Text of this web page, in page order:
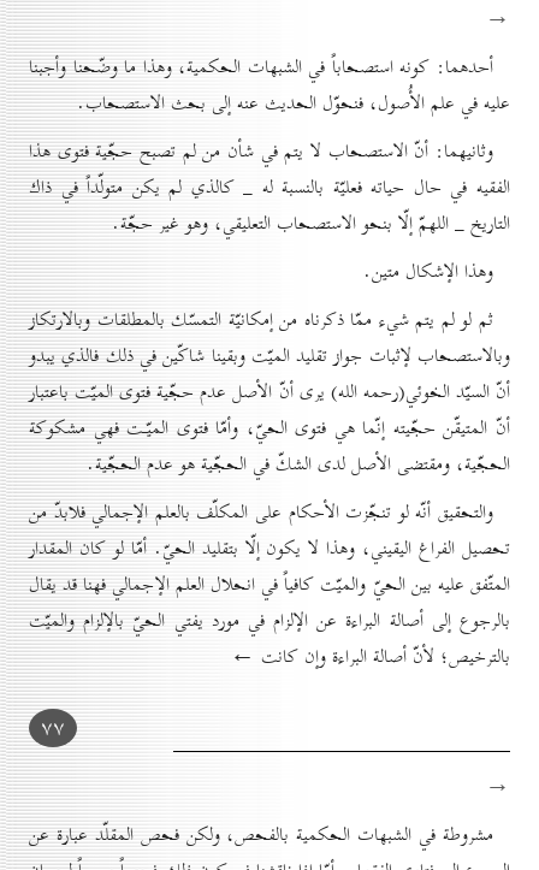
→
أحدهما: كونه استصحاباً في الشبهات الحكمية، وهذا ما وضّحنا وأجبنا
عليه في علم الأُصول، فنحوّل الحديث عنه إلى بحث الاستصحاب.
وثانيهما: أنّ الاستصحاب لا يتم في شأن من لم تصبح حجّية فتوى هذا
الفقيه في حال حياته فعليّة بالنسبة له _ كالذي لم يكن متولّداً في ذاك
التاريخ _ اللهمّ إلّا بنحو الاستصحاب التعليقي، وهو غير حجّة.
وهذا الإشكال متين.
ثم لو لم يتم شيء ممّا ذكرناه من إمكانيّة التمسّك بالمطلقات وبالارتكاز
وبالاستصحاب لإثبات جواز تقليد الميّت وبقينا شاكّين في ذلك فالذي يبدو
أنّ السيّد الخوئي(رحمه الله) يرى أنّ الأصل عدم حجّية فتوى الميّت باعتبار
أنّ المتيقّن حجّيته إنّما هي فتوى الحيّ، وأمّا فتوى الميّـت فهي مشكوكة
الحجّية، ومقتضى الأصل لدى الشكّ في الحجّية هو عدم الحجّية.
والتحقيق أنّه لو تنجّزت الأحكام على المكلّف بالعلم الإجمالي فلابدّ من
تحصيل الفراغ اليقيني، وهذا لا يكون إلّا بتقليد الحيّ. أمّا لو كان المقدار
المتّفق عليه بين الحيّ والميّت كافياً في انحلال العلم الإجمالي فهنا قد يقال
بالرجوع إلى أصالة البراءة عن الإلزام في مورد يفتي الحيّ بالإلزام والميّت
بالترخيص؛ لأنّ أصالة البراءة وإن كانت ←
۷۷
→
مشروطة في الشبهات الحكمية بالفحص، ولكن فحص المقلّد عبارة عن